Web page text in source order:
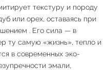
текстуру и породу
или орех, оставаясь при
. Его сила — в
ту самую «жизнь», тепло и
в современных эко-
эмали,